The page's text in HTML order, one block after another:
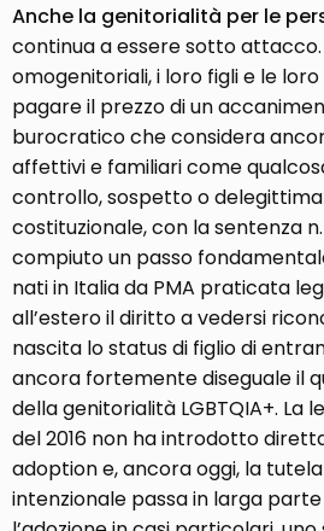
Anche la genitorialità per le
continua a essere sotto attacco.
omogenitoriali, i loro figli e le
pagare il prezzo di un
burocratico che considera
affettivi e familiari come
controllo, sospetto o
costituzionale, con la sentenza
compiuto un passo
nati in Italia da PMA praticata
all’estero il diritto a vedersi
nascita lo status di figlio di
ancora fortemente diseguale il
della genitorialità LGBTQIA+. La
del 2016 non ha introdotto
adoption e, ancora oggi, la
intenzionale passa in larga